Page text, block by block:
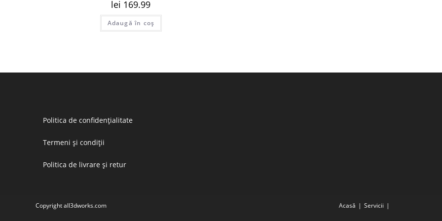
lei 169.99
Adaugă în coș
Politica de confidențialitate
Termeni și condiții
Politica de livrare și retur
Acasă Servicii
Copyright all3dworks.com